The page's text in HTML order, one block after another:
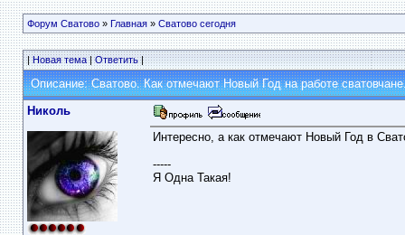
Форум Сватово» Главная» Сватово сегодня
|Новая тема|Ответить|
Описание: Сватово. Как отмечают Новый Год на работе
Николь
Интересно, а как отмечают Новый Год в
-----
Я Одна Такая!